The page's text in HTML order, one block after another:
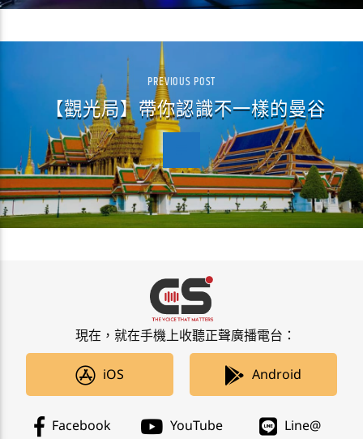
PREVIOUS POST
【觀光局】帶你認識不一樣的曼谷
現在，就在手機上收聽正聲廣播電台：
iOS Android
Facebook YouTube Line@